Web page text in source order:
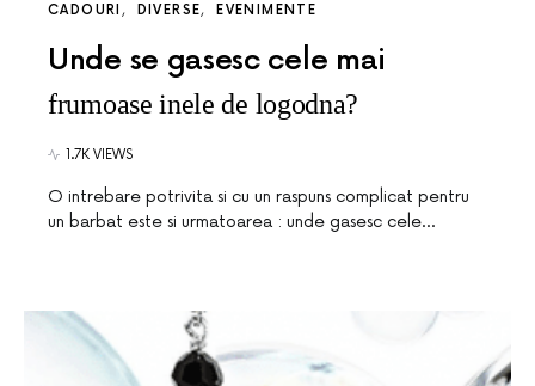
CADOURI DIVERSE EVENIMENTE
Unde se gasesc cele mai
frumoase inele de logodna?
1.7K VIEWS
O intrebare potrivita si cu un raspuns complicat pentru
un barbat este si urmatoarea : unde gasesc cele…